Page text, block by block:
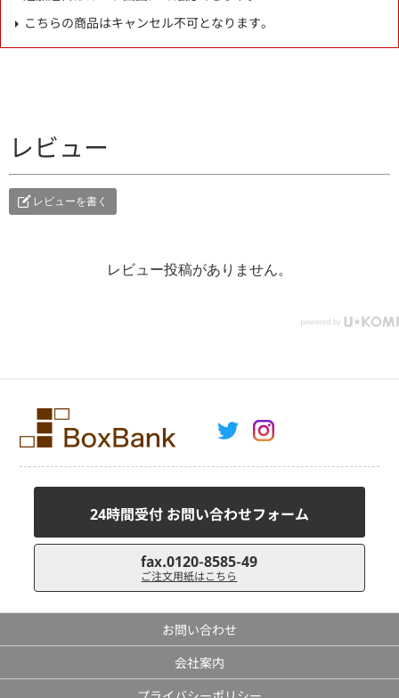
こちらの商品はキャンセル不可となります。
レビュー
レビューを書く
レビュー投稿がありません。
24時間受付 お問い合わせフォーム
fax.0120-8585-49
ご注文用紙はこちら
お問い合わせ
会社案内